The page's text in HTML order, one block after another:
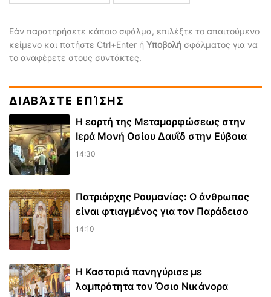
Εάν παρατηρήσετε κάποιο σφάλμα, επιλέξτε το απαιτούμενο
κείμενο και πατήστε Ctrl+Enter ή Υποβολή σφάλματος για να
το αναφέρετε στους συντάκτες.
ΔΙΑΒΆΣΤΕ ΕΠΊΣΗΣ
Η εορτή της Μεταμορφώσεως στην
Ιερά Μονή Οσίου Δαυΐδ στην Εύβοια
14:30
Πατριάρχης Ρουμανίας: Ο άνθρωπος
είναι φτιαγμένος για τον Παράδεισο
14:10
Η Καστοριά πανηγύρισε με
λαμπρότητα τον Όσιο Νικάνορα